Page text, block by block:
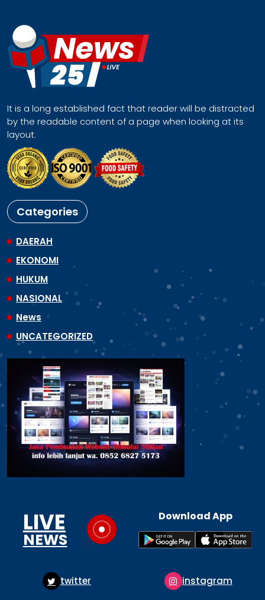
It is a long established fact that reader will be distracted
by the readable content of a page when looking at its
layout.
Categories
DAERAH
EKONOMI
HUKUM
NASIONAL
News
UNCATEGORIZED
LIVE
NEWS
Download App
twitter instagram